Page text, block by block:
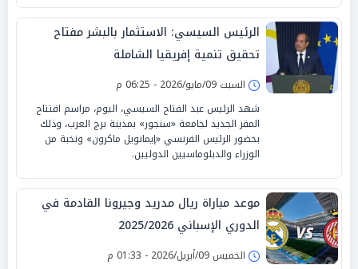
الرئيس السيسي: الاستثمار بالبشر مفتاح
تحقيق تنمية إفريقيا الشاملة
السبت 09/مايو/2026 - 06:25 م
شهد الرئيس عبد الفتاح السيسي، اليوم، مراسم افتتاح
المقر الجديد لجامعة «سنجور» بمدينة برج العرب، وذلك
بحضور الرئيس الفرنسي «إيمانويل ماكرون» ونخبة من
الوزراء والدبلوماسيين الدوليين.
موعد مباراة ريال مدريد وجيرونا القادمة في
الدوري الإسباني 2025/2026
الخميس 09/أبريل/2026 - 01:33 م